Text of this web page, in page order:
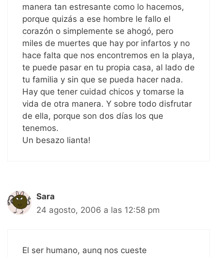
manera tan estresante como lo hacemos,
porque quizás a ese hombre le fallo el
corazón o simplemente se ahogó, pero
miles de muertes que hay por infartos y no
hace falta que nos encontremos en la playa,
te puede pasar en tu propia casa, al lado de
tu familia y sin que se pueda hacer nada.
Hay que tener cuidad chicos y tomarse la
vida de otra manera. Y sobre todo disfrutar
de ella, porque son dos días los que
tenemos.
Un besazo lianta!
Sara
24 agosto, 2006 a las 12:58 pm
El ser humano, aunq nos cueste